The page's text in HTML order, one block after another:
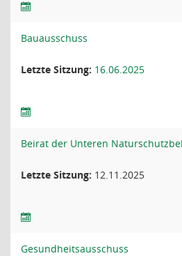
Bauausschuss
Letzte Sitzung: 16.06.2025
Beirat der Unteren
Letzte Sitzung: 12.11.2025
Gesundheitsausschuss